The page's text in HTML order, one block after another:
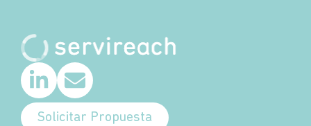
Solicitar Propuesta